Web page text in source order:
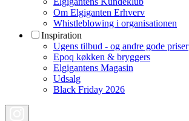
Om Elgiganten Erhverv
Whistleblowing i organisationen
Inspiration
Ugens tilbud - og andre gode priser
Epoq køkken & bryggers
Elgigantens Magasin
Udsalg
Black Friday 2026